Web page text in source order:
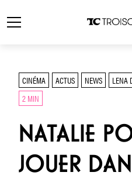
CINÉMA ACTUS NEWS LENA
2 MIN
NATALIE
JOUER